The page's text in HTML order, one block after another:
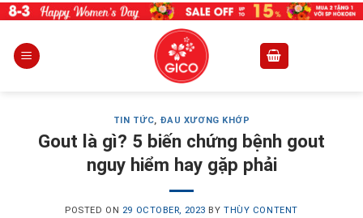
Skip
content
TIN TỨC, ĐAU XƯƠNG KHỚP
Gout là gì? 5 biến chứng bệnh gout
nguy hiểm hay gặp phải
POSTED ON 29 OCTOBER, 2023 BYTHÙY CONTENT